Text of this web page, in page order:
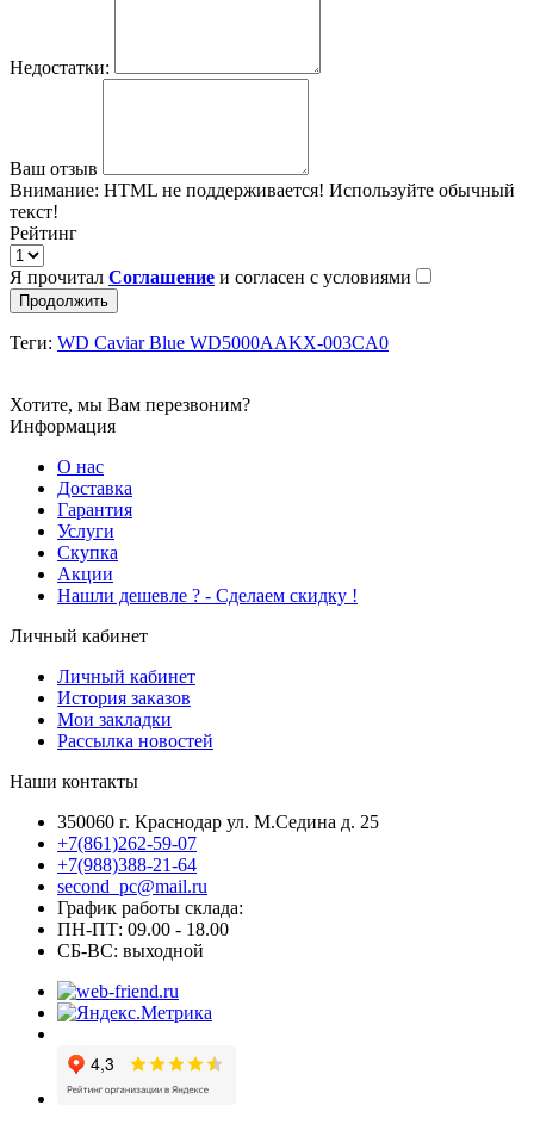
Недостатки:
Ваш отзыв
Внимание: HTML не поддерживается! Используйте обычный
текст!
Рейтинг
Я прочитал Соглашение и согласен с условиями
Продолжить
Теги: WD Caviar Blue WD5000AAKX-003CA0
Хотите, мы Вам перезвоним?
Информация
О нас
Доставка
Гарантия
Услуги
Скупка
Акции
Hашли дешевле ? - Сделаем скидку !
Личный кабинет
Личный кабинет
История заказов
Мои закладки
Рассылка новостей
Наши контакты
350060 г. Краснодар ул. М.Седина д. 25
+7(861)262-59-07
+7(988)388-21-64
second_pc@mail.ru
График работы склада:
ПН-ПТ: 09.00 - 18.00
СБ-ВС: выходной